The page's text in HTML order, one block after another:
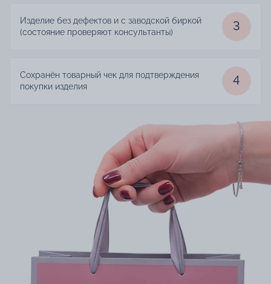
Изделие без дефектов и с заводской биркой
(состояние проверяют консультанты)
3
Сохранён товарный чек для подтверждения
покупки изделия
4